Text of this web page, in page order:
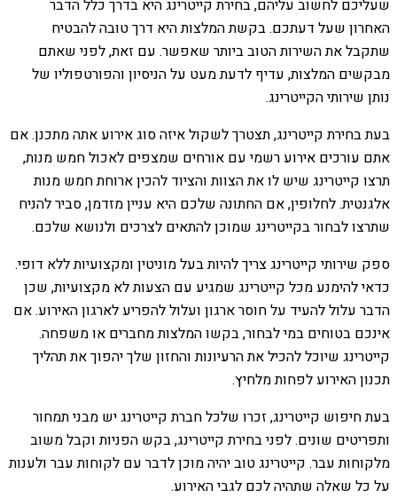
שעליכם לחשוב עליהם, בחירת קייטרינג היא בדרך כלל הדבר
האחרון שעל דעתכם. בקשת המלצות היא דרך טובה להבטיח
שתקבל את השירות הטוב ביותר שאפשר. עם זאת, לפני שאתם
מבקשים המלצות, עדיף לדעת מעט על הניסיון והפורטפוליו של
נותן שירותי הקייטרינג.
בעת בחירת קייטרינג, תצטרך לשקול איזה סוג אירוע אתה מתכנן. אם
אתם עורכים אירוע רשמי עם אורחים שמצפים לאכול חמש מנות,
תרצו קייטרינג שיש לו את הצוות והציוד להכין ארוחת חמש מנות
אלגנטית. לחלופין, אם החתונה שלכם היא עניין מזדמן, סביר להניח
שתרצו לבחור בקייטרינג שמוכן להתאים לצרכים ולנושא שלכם.
ספק שירותי קייטרינג צריך להיות בעל מוניטין ומקצועיות ללא דופי.
כדאי להימנע מכל קייטרינג שמגיע עם הצעות לא מקצועיות, שכן
הדבר עלול להעיד על חוסר ארגון ועלול להפריע לארגון האירוע. אם
אינכם בטוחים במי לבחור, בקשו המלצות מחברים או משפחה.
קייטרינג שיוכל להכיל את הרעיונות והחזון שלך יהפוך את תהליך
תכנון האירוע לפחות מלחיץ.
בעת חיפוש קייטרינג, זכרו שלכל חברת קייטרינג יש מבני תמחור
ותפריטים שונים. לפני בחירת קייטרינג, בקש הפניות וקבל משוב
מלקוחות עבר. קייטרינג טוב יהיה מוכן לדבר עם לקוחות עבר ולענות
על כל שאלה שתהיה לכם לגבי האירוע.